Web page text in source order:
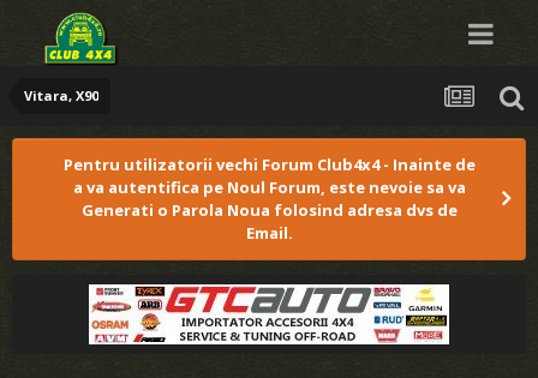
Vitara, X90
Pentru utilizatorii vechi Forum Club4x4 - Inainte de
a va autentifica pe Noul Forum, este nevoie sa va
Generati o Parola Noua folosind adresa dvs de
Email.